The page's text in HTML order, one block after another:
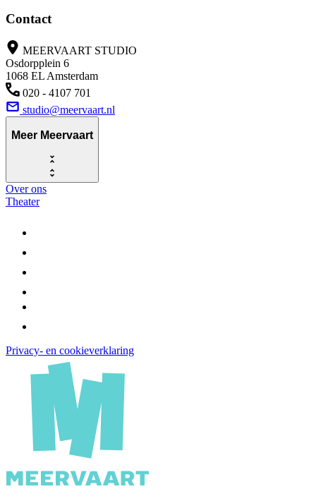
Contact
MEERVAART STUDIO
Osdorpplein 6
1068 EL Amsterdam
020 - 4107 701
studio@meervaart.nl
Meer Meervaart
Over ons
Theater
Privacy- en cookieverklaring